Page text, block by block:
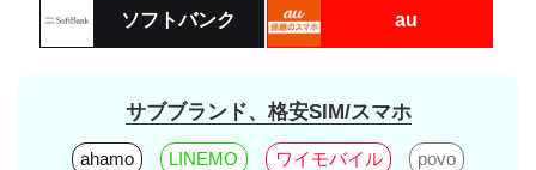
ソフトバンク au
サブブランド、格安SIM/スマホ
ahamo LINEMO ワイモバイル povo